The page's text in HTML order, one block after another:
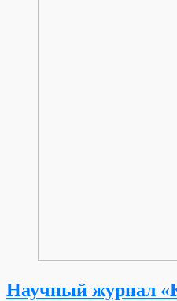
Научный журнал